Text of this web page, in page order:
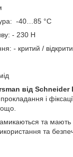
-40…85 °C
- 230 Н
- критий /
від Schneider
і
та мають
та